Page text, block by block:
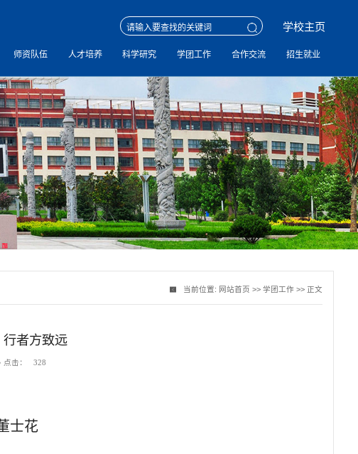
学校主页
师资队伍 人才培养 科学研究 学团工作 合作交流 招生就业
当前位置: 网站首页 >>学团工作 >> 正文
者方致远
点击： 328
士花